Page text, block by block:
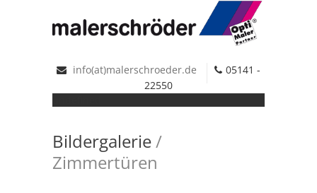
info(at)malerschroeder.de
05141 -
22550
Bildergalerie/
Zimmertüren